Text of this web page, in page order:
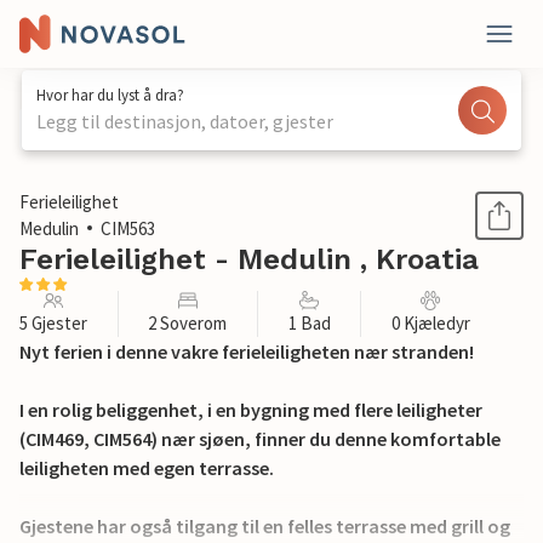
Hvor har du lyst å dra?
Legg til destinasjon, datoer, gjester
1 / 38
Ferieleilighet
Medulin
CIM563
Ferieleilighet - Medulin , Kroatia
5 Gjester 2 Soverom 1 Bad 0 Kjæledyr
Nyt ferien i denne vakre ferieleiligheten nær stranden!
I en rolig beliggenhet, i en bygning med flere leiligheter
(CIM469, CIM564) nær sjøen, finner du denne komfortable
leiligheten med egen terrasse.
Gjestene har også tilgang til en felles terrasse med grill og